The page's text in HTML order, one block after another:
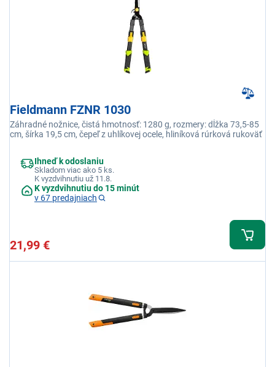
Fieldmann FZNR 1030
Záhradné nožnice, čistá hmotnosť: 1280 g, rozmery: dĺžka 73,5-85
cm, šírka 19,5 cm, čepeľ z uhlíkovej ocele, hliníková rúrková rukoväť
Ihneď k odoslaniu
Skladom viac ako 5 ks.
K vyzdvihnutiu už 11.8.
K vyzdvihnutiu do 15 minút
v 67 predajniach
21,99 €